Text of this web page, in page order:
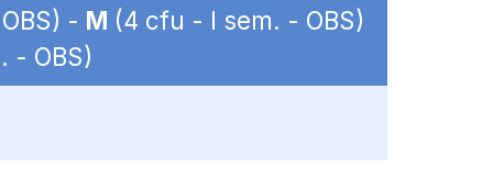
- M (4 cfu - I sem. - OBS)
- OBS)